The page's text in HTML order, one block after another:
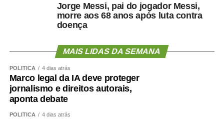
Jorge Messi, pai do jogador Messi,
morre aos 68 anos após luta contra
doença
MAIS LIDAS DA SEMANA
POLÍTICA 4 dias atrás
Marco legal da IA deve proteger
jornalismo e direitos autorais,
aponta debate
POLÍTICA 4 dias atrás